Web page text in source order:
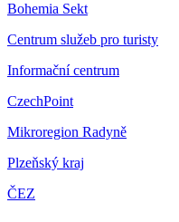
Bohemia Sekt
Centrum služeb pro turisty
Informační centrum
CzechPoint
Mikroregion Radyně
Plzeňský kraj
ČEZ